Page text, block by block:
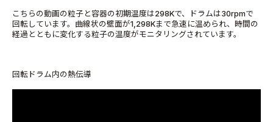
こちらの動画の粒子と容器の初期温度は298Kで、ドラムは30rpmで
回転しています。曲線状の壁面が1,298Kまで急速に温められ、時間の
経過とともに変化する粒子の温度がモニタリングされています。
回転ドラム内の熱伝導